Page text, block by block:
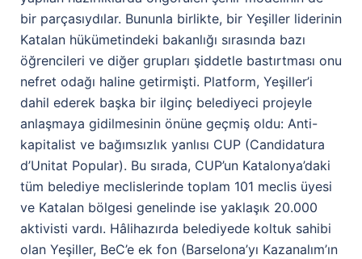
bir parçasıydılar. Bununla birlikte, bir Yeşiller liderinin
Katalan hükümetindeki bakanlığı sırasında bazı
öğrencileri ve diğer grupları şiddetle bastırtması onu
nefret odağı haline getirmişti. Platform, Yeşiller’i
dahil ederek başka bir ilginç belediyeci projeyle
anlaşmaya gidilmesinin önüne geçmiş oldu: Anti-
kapitalist ve bağımsızlık yanlısı CUP (Candidatura
d’Unitat Popular). Bu sırada, CUP’un Katalonya’daki
tüm belediye meclislerinde toplam 101 meclis üyesi
ve Katalan bölgesi genelinde ise yaklaşık 20.000
aktivisti vardı. Hâlihazırda belediyede koltuk sahibi
olan Yeşiller, BeC’e ek fon (Barselona’yı Kazanalım’ın